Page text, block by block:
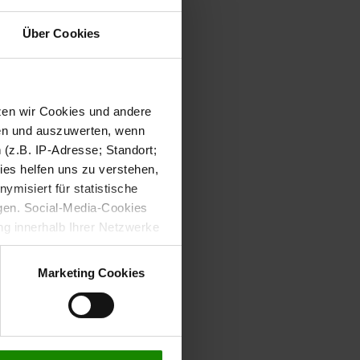
Über Cookies
wir Cookies und andere
und auszuwerten, wenn
IP-Adresse; Standort;
helfen uns zu verstehen,
für statistische
Social-Media-Cookies
innerhalb Ihrer Netzwerke
zulassen möchten.
“, wenn Sie mit
Sie bitte unsere
Marketing Cookies